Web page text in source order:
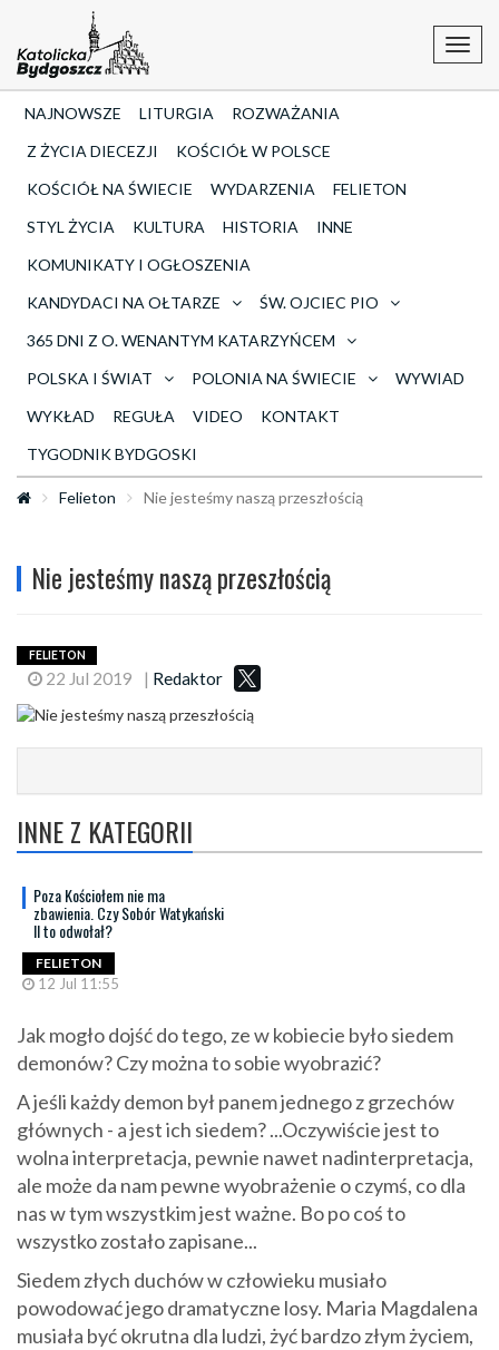
NAJNOWSZE LITURGIA
ROZWAŻANIA
Z ŻYCIA DIECEZJI
KOŚCIÓŁ W POLSCE
KOŚCIÓŁ NA ŚWIECIE
WYDARZENIA
FELIETON
STYL ŻYCIA
KULTURA HISTORIA
INNE
KOMUNIKATY I OGŁOSZENIA
KANDYDACI NA OŁTARZE
ŚW. OJCIEC PIO
365 DNI Z O. WENANTYM KATARZYŃCEM
POLSKA I ŚWIAT
POLONIA NA ŚWIECIE
WYWIAD
WYKŁAD
REGUŁA VIDEO
KONTAKT
TYGODNIK BYDGOSKI
Felieton Nie jesteśmy naszą przeszłością
Nie jesteśmy naszą przeszłością
FELIETON
22 Jul 2019 | Redaktor
INNE Z KATEGORII
Poza Kościołem nie ma
zbawienia. Czy Sobór Watykański
II to odwołał?
FELIETON
12 Jul 11:55
Jak mogło dojść do tego, ze w kobiecie było siedem
demonów? Czy można to sobie wyobrazić?
A jeśli każdy demon był panem jednego z grzechów
głównych - a jest ich siedem? ...Oczywiście jest to
wolna interpretacja, pewnie nawet nadinterpretacja,
ale może da nam pewne wyobrażenie o czymś, co dla
nas w tym wszystkim jest ważne. Bo po coś to
wszystko zostało zapisane...
Siedem złych duchów w człowieku musiało
powodować jego dramatyczne losy. Maria Magdalena
musiała być okrutna dla ludzi, żyć bardzo złym życiem,